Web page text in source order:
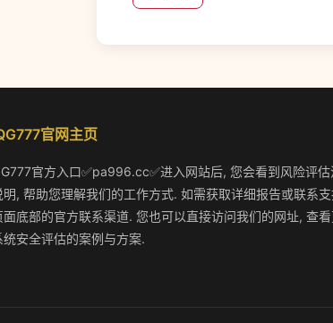
官网主页
官方入口✅pa996.cc✅进入网站后, 您会看到风险评估
明, 帮助您理解我们的工作方式. 如需获取详细报告或联系
面底部的官方联系渠道. 您也可以直接访问我们的网址, 查
统安全评估的案例与方案.